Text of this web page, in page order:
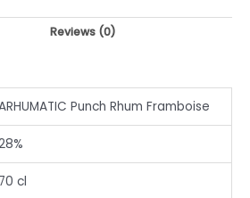
Reviews (0)
Punch Rhum Framboise
70 cl